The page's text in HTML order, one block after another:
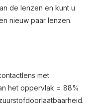
de lenzen en kunt u
nieuw paar lenzen.
met
het oppervlak = 88%